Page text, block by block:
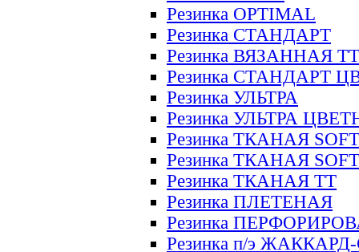
Резинка OPTIMAL
Резинка СТАНДАРТ
Резинка ВЯЗАННАЯ ТТ
Резинка СТАНДАРТ
Резинка УЛЬТРА
Резинка УЛЬТРА
Резинка ТКАНАЯ SOFT
Резинка ТКАНАЯ
Резинка ТКАНАЯ ТТ
Резинка ПЛЕТЕНАЯ
Резинка
Резинка п/э